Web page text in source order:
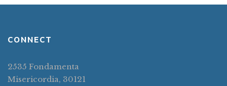
CONNECT
2535 Fondamenta
Misericordia, 30121